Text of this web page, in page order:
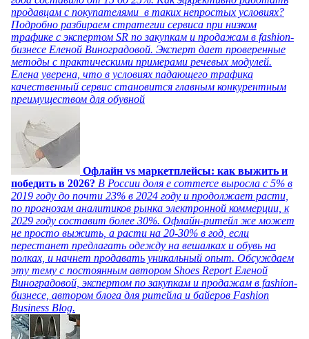
продавцам с покупателями в таких непростых условиях?
Подробно разбираем стратегии сервиса при низком
трафике с экспертом SR по закупкам и продажам в fashion-
бизнесе Еленой Виноградовой. Эксперт дает проверенные
методы с практическими примерами речевых модулей.
Елена уверена, что в условиях падающего трафика
качественный сервис становится главным конкурентным
преимуществом для обувной
Офлайн vs маркетплейсы: как выжить и
победить в 2026? В России доля e commerce выросла с 5% в
2019 году до почти 23% в 2024 году и продолжает расти,
по прогнозам аналитиков рынка электронной коммерции, к
2029 году составит более 30%. Офлайн-ритейл же может
не просто выжить, а расти на 20-30% в год, если
перестанет предлагать одежду на вешалках и обувь на
полках, и начнет продавать уникальный опыт. Обсуждаем
эту тему с постоянным автором Shoes Report Еленой
Виноградовой, экспертом по закупкам и продажам в fashion-
бизнесе, автором блога для ритейла и байеров Fashion
Business Blog.